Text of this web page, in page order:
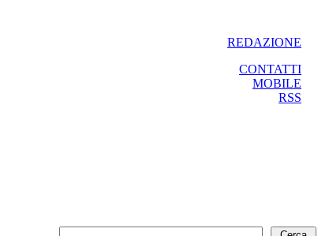
REDAZIONE
CONTATTI
MOBILE
RSS